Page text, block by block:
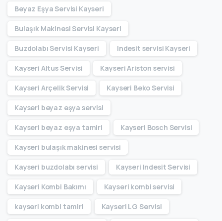
Beyaz Eşya Servisi Kayseri
Bulaşık Makinesi Servisi Kayseri
Buzdolabı Servisi Kayseri Indesit servisi Kayseri
Kayseri Altus Servisi Kayseri Ariston servisi
Kayseri Arçelik Servisi Kayseri Beko Servisi
Kayseri beyaz eşya servisi
Kayseri beyaz eşya tamiri Kayseri Bosch Servisi
Kayseri bulaşık makinesi servisi
Kayseri buzdolabı servisi Kayseri Indesit Servisi
Kayseri Kombi Bakımı Kayseri kombi servisi
kayseri kombi tamiri Kayseri LG Servisi